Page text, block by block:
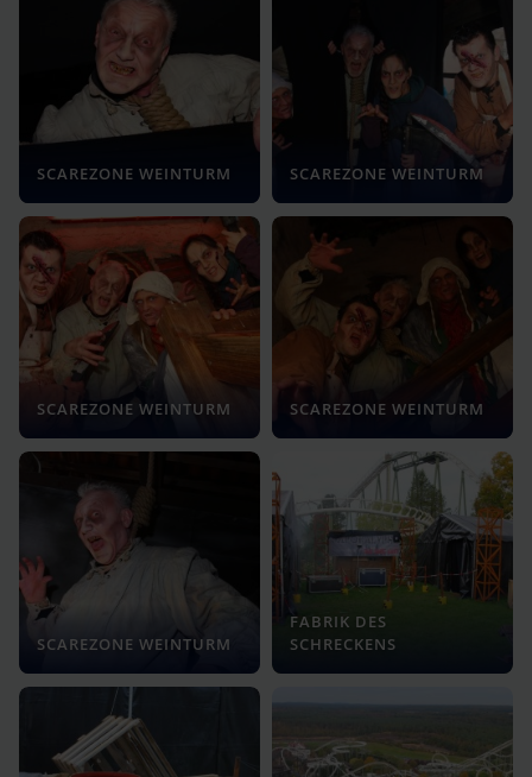
SCAREZONE WEINTURM SCAREZONE WEINTURM
SCAREZONE WEINTURM SCAREZONE WEINTURM
SCAREZONE WEINTURM
FABRIK DES
SCHRECKENS